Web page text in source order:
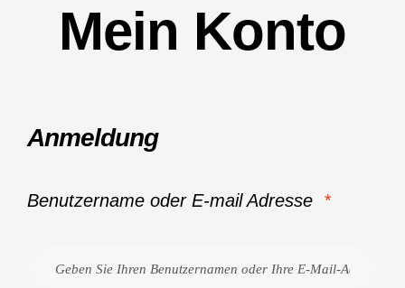
Mein Konto
Anmeldung
Benutzername oder E-mail Adresse *